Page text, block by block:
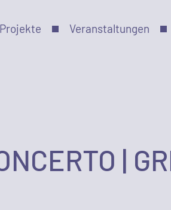
Projekte Veranstaltungen
|